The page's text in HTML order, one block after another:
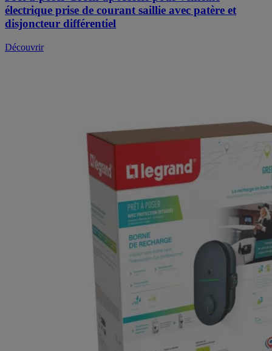
électrique prise de courant saillie avec patère et
disjoncteur différentiel
Découvrir